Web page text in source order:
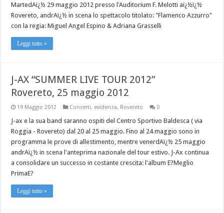
MartedAï¿½ 29 maggio 2012 presso l'Auditorium F. Melotti aï¿½ï¿½
Rovereto, andrAï¿½ in scena lo spettacolo titolato: "Flamenco Azzurro"
con la regia: Miguel Angel Espino & Adriana Grasselli
Leggi tutto »
J-AX “SUMMER LIVE TOUR 2012”
Rovereto, 25 maggio 2012
19 Maggio 2012 Concerti, evidenza, Rovereto 0
J-ax e la sua band saranno ospiti del Centro Sportivo Baldesca ( via
Roggia - Rovereto) dal 20 al 25 maggio. Fino al 24 maggio sono in
programma le prove di allestimento, mentre venerdAï¿½ 25 maggio
andrAï¿½ in scena l'anteprima nazionale del tour estivo. J-Ax continua
a consolidare un successo in costante crescita: l'album E?Meglio
PrimaE?
Leggi tutto »